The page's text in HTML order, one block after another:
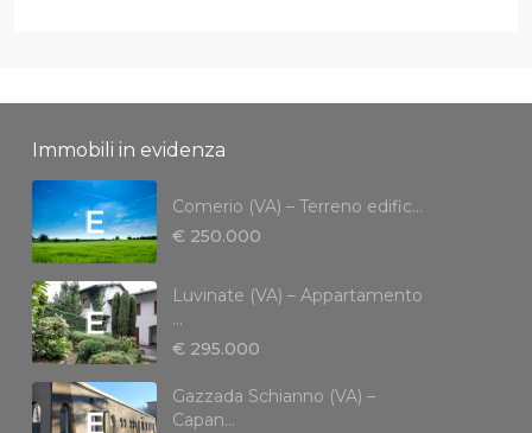
Immobili in evidenza
Comerio (VA) – Terreno edific...
€ 250.000
Luvinate (VA) – Appartamento
...
€ 295.000
Gazzada Schianno (VA) –
Capan...